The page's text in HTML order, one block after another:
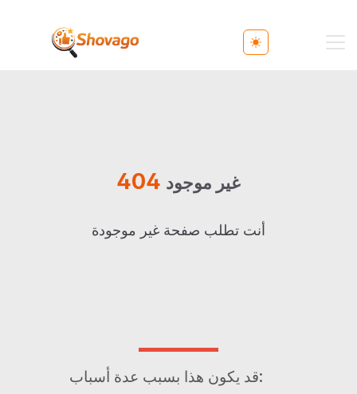
Toggle theme
404 غير موجود
أنت تطلب صفحة غير موجودة
قد يكون هذا بسبب عدة أسباب: